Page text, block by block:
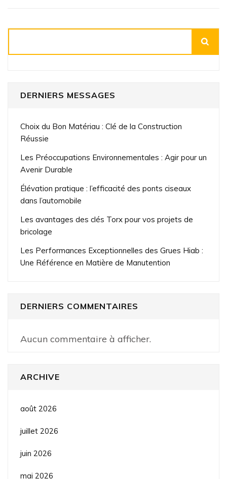
DERNIERS MESSAGES
Choix du Bon Matériau : Clé de la Construction
Réussie
Les Préoccupations Environnementales : Agir pour un
Avenir Durable
Élévation pratique : l’efficacité des ponts ciseaux
dans l’automobile
Les avantages des clés Torx pour vos projets de
bricolage
Les Performances Exceptionnelles des Grues Hiab :
Une Référence en Matière de Manutention
DERNIERS COMMENTAIRES
Aucun commentaire à afficher.
ARCHIVE
août 2026
juillet 2026
juin 2026
mai 2026